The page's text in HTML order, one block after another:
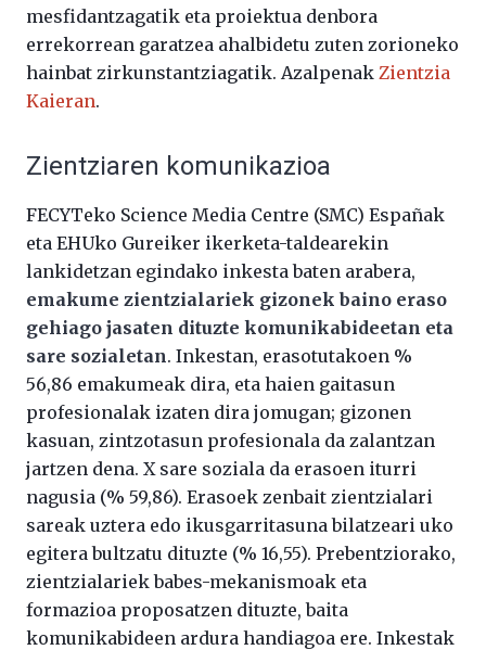
mesfidantzagatik eta proiektua denbora
errekorrean garatzea ahalbidetu zuten zorioneko
hainbat zirkunstantziagatik. Azalpenak Zientzia
Kaieran.
Zientziaren komunikazioa
FECYTeko Science Media Centre (SMC) Españak
eta EHUko Gureiker ikerketa-taldearekin
lankidetzan egindako inkesta baten arabera,
emakume zientzialariek gizonek baino eraso
gehiago jasaten dituzte komunikabideetan eta
sare sozialetan. Inkestan, erasotutakoen %
56,86 emakumeak dira, eta haien gaitasun
profesionalak izaten dira jomugan; gizonen
kasuan, zintzotasun profesionala da zalantzan
jartzen dena. X sare soziala da erasoen iturri
nagusia (% 59,86). Erasoek zenbait zientzialari
sareak uztera edo ikusgarritasuna bilatzeari uko
egitera bultzatu dituzte (% 16,55). Prebentziorako,
zientzialariek babes-mekanismoak eta
formazioa proposatzen dituzte, baita
komunikabideen ardura handiagoa ere. Inkestak